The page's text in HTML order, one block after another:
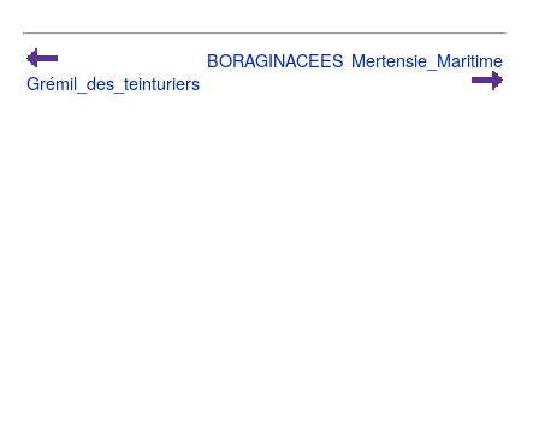
Grémil_des_teinturiers
BORAGINACEES Mertensie_Maritime